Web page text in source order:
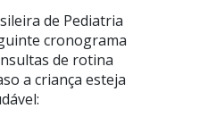
de Pediatria
cronograma
de rotina
a criança esteja